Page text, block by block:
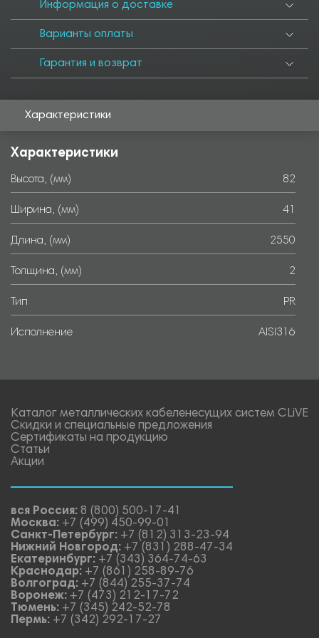
Информация о доставке
Варианты оплаты
Гарантия и возврат
Характеристики
Характеристики
Высота, (мм) 82
Ширина, (мм) 41
Длина, (мм) 2550
Толщина, (мм) 2
Тип PR
Исполнение AISI316
Каталог металлических кабеленесущих систем CLiVE
Скидки и специальные предложения
Сертификаты на продукцию
Статьи
Акции
вся Россия: 8 (800) 500-17-41
Москва: +7 (499) 450-99-01
Санкт-Петербург: +7 (812) 313-23-94
Нижний Новгород: +7 (831) 288-47-34
Екатеринбург: +7 (343) 364-74-63
Краснодар: +7 (861) 258-89-76
Волгоград: +7 (844) 255-37-74
Воронеж: +7 (473) 212-17-72
Тюмень: +7 (345) 242-52-78
Пермь: +7 (342) 292-17-27